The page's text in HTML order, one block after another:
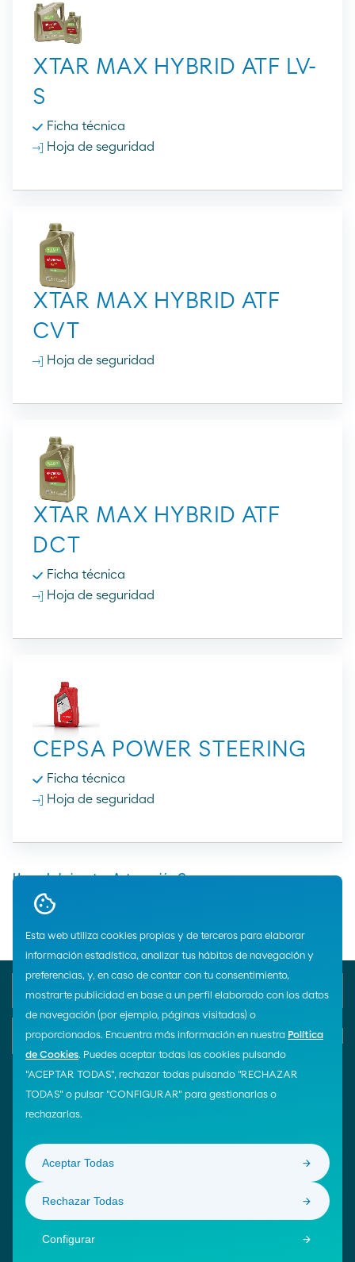
Esta web utiliza cookies propias y de terceros para elaborar
información estadística, analizar tus hábitos de navegación y
preferencias, y, en caso de contar con tu consentimiento,
mostrarte publicidad en base a un perfil elaborado con los datos
de navegación (por ejemplo, páginas visitadas) o
proporcionados. Encuentra más información en nuestra Política
de Cookies. Puedes aceptar todas las cookies pulsando
"ACEPTAR TODAS", rechazar todas pulsando "RECHAZAR
TODAS" o pulsar "CONFIGURAR" para gestionarlas o
rechazarlas.
Configurar
Rechazar Todas
Aceptar Todas
XTAR MAX HYBRID ATF LV-
S
Ficha técnica
Hoja de seguridad
XTAR MAX HYBRID ATF
CVT
Hoja de seguridad
XTAR MAX HYBRID ATF
DCT
Ficha técnica
Hoja de seguridad
CEPSA POWER STEERING
Ficha técnica
Hoja de seguridad
Home Lubricantes Automoción Cepsa
Lubricantes para transmisiones
Teléfono de emergencia
900 33 77 33
Iniciar chat
Atención al cliente
900 100 269
Moeve Global
¡Síguenos!
Aviso Legal